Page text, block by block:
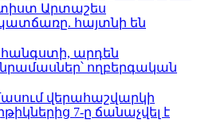
Արտաշես
հայտնի են
հանգստի, արդեն
ողբերգական
վերահաշվարկի
7-ը ճանաչվել է